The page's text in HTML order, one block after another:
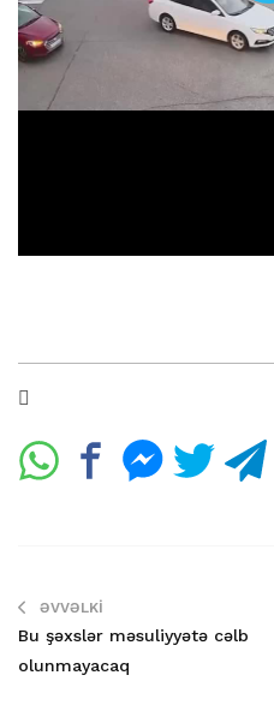
ƏVVƏLKI
Bu şəxslər məsuliyyətə cəlb
olunmayacaq